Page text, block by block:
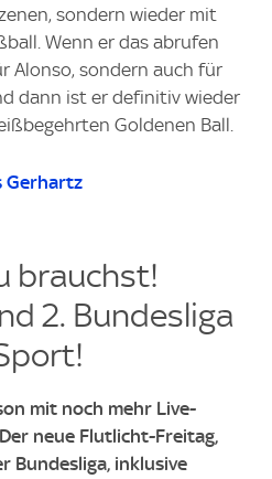
sondern wieder mit
Wenn er das abrufen
Alonso, sondern auch für
dann ist er definitiv wieder
Goldenen Ball.
Gerhartz
brauchst!
2. Bundesliga
mit noch mehr Live-
neue Flutlicht-Freitag,
Bundesliga, inklusive